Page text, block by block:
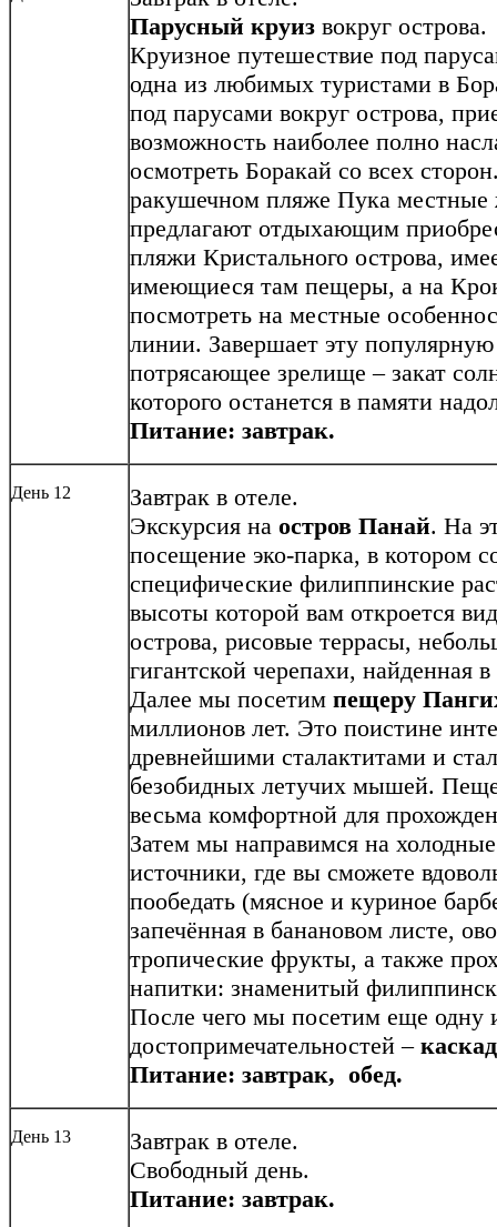
Парусный круиз вокруг острова.
Круизное путешествие под
одна из любимых туристами в
под парусами вокруг острова,
возможность наиболее полно
осмотреть Боракай со всех
ракушечном пляже Пука местные
предлагают отдыхающим
пляжи Кристального острова,
имеющиеся там пещеры, а на
посмотреть на местные
линии. Завершает эту
потрясающее зрелище – закат
которого останется в памяти
Питание: завтрак.
День 12
Завтрак в отеле.
Экскурсия на остров Панай. На
посещение эко-парка, в котором
специфические филиппинские
высоты которой вам откроется
острова, рисовые террасы,
гигантской черепахи, найденная
Далее мы посетим пещеру
миллионов лет. Это поистине
древнейшими сталактитами и
безобидных летучих мышей.
весьма комфортной для
Затем мы направимся на
источники, где вы сможете
пообедать (мясное и куриное
запечённая в банановом листе,
тропические фрукты, а также
напитки: знаменитый
После чего мы посетим еще одну
достопримечательностей –
Питание: завтрак, обед.
День 13
Завтрак в отеле.
Свободный день.
Питание: завтрак.